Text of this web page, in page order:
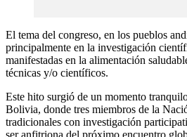
El tema del congreso, en los pueblos
principalmente en la investigación
manifestadas en la alimentación
técnicas y/o científicos.
Este hito surgió de un momento
Bolivia, donde tres miembros de la
tradicionales con investigación
ser anfitriona del próximo encuentro